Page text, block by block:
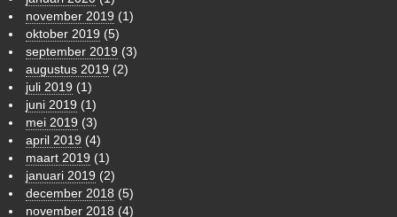
november 2019 (1)
oktober 2019 (5)
september 2019 (3)
augustus 2019 (2)
juli 2019 (1)
juni 2019 (1)
mei 2019 (3)
april 2019 (4)
maart 2019 (1)
januari 2019 (2)
december 2018 (5)
november 2018 (4)